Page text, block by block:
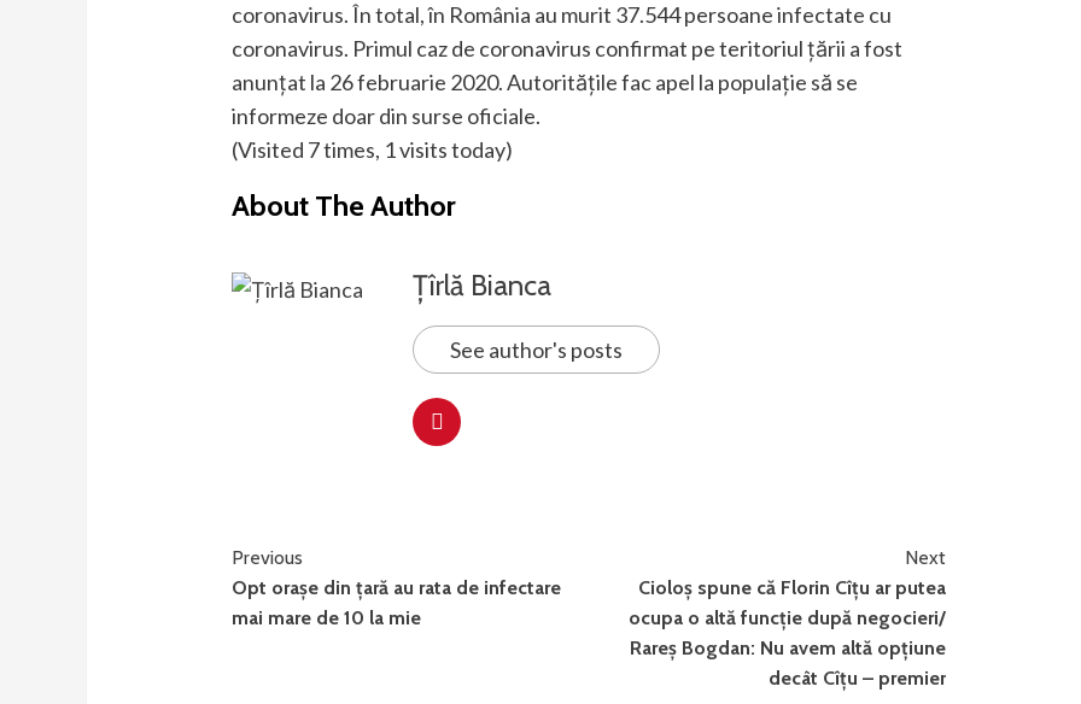
coronavirus. În total, în România au murit 37.544 persoane infectate cu
coronavirus. Primul caz de coronavirus confirmat pe teritoriul țării a fost
anunțat la 26 februarie 2020. Autoritățile fac apel la populație să se
informeze doar din surse oficiale.
(Visited 7 times, 1 visits today)
About The Author
Țîrlă Bianca
See author's posts
Continue
Reading
Previous
Opt orașe din țară au rata de infectare
mai mare de 10 la mie
Next
Cioloș spune că Florin Cîțu ar putea
ocupa o altă funcție după negocieri/
Rareș Bogdan: Nu avem altă opțiune
decât Cîțu – premier